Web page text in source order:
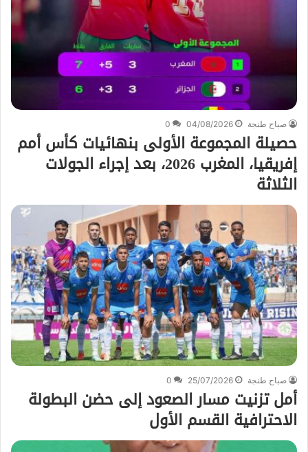
صباح طنجة 04/08/2026
0
حصيلة المجموعة الأولى بنهائيات كأس أمم
إفريقيا، المغرب 2026، بعد إجراء الجولات
الثلاثة
صباح طنجة 25/07/2026
0
أمل تزنيت مسار الصعود إلى حضن البطولة
الاحترافية القسم الأول